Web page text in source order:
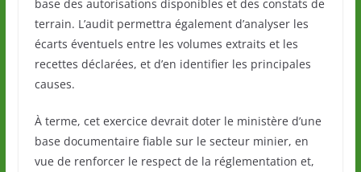
base des autorisations disponibles et des constats de
terrain. L’audit permettra également d’analyser les
écarts éventuels entre les volumes extraits et les
recettes déclarées, et d’en identifier les principales
causes.
À terme, cet exercice devrait doter le ministère d’une
base documentaire fiable sur le secteur minier, en
vue de renforcer le respect de la réglementation et,